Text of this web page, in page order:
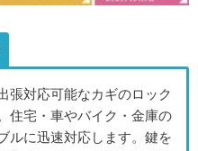
張対応可能なカギのロック
住宅・車やバイク・金庫の
ルに迅速対応します。鍵を